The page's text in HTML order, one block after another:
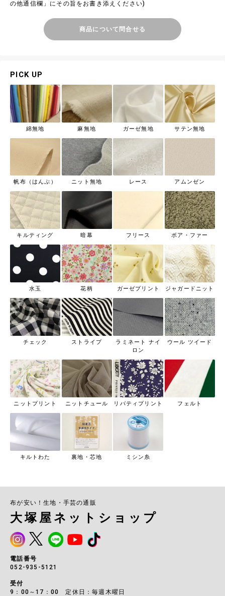
の他通信欄」にその旨をお書き添えください)
商品について問合せる
PICK UP
綿無地 麻無地 ガーゼ無地 サテン無地
帆布（はんぷ） ニット無地 レース アムンゼン
キルティング 暗幕 フリース ボア・ファー
水玉 花柄 ガーゼプリント ジャガードニット
チェック ストライプ
ラミネート ナイ
ロン
ウール ツイード
ニットプリント ニットチュール リバティプリント フェルト
キルトわた 裏地・芯地 ミシン糸
布が安い！生地・手芸の通販
大塚屋ネットショップ
電話番号
052-935-5121
受付
9：00～17：00 定休日：毎週木曜日